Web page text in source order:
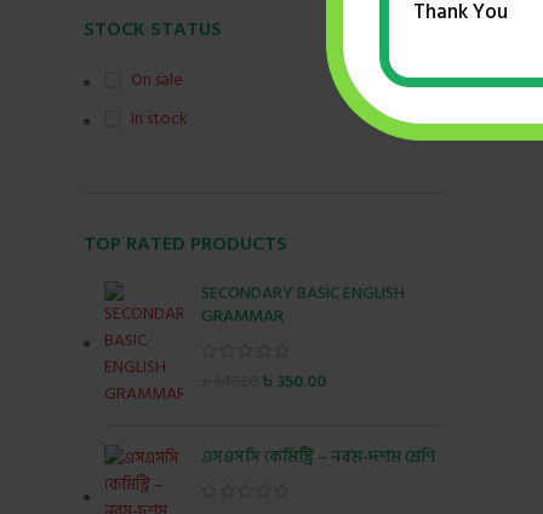
STOCK STATUS
On sale
In stock
TOP RATED PRODUCTS
SECONDARY BASIC ENGLISH
GRAMMAR
৳350.00
এসএসসি কেমিস্ট্রি – নবম-দশম শ্রেণি
Thank You